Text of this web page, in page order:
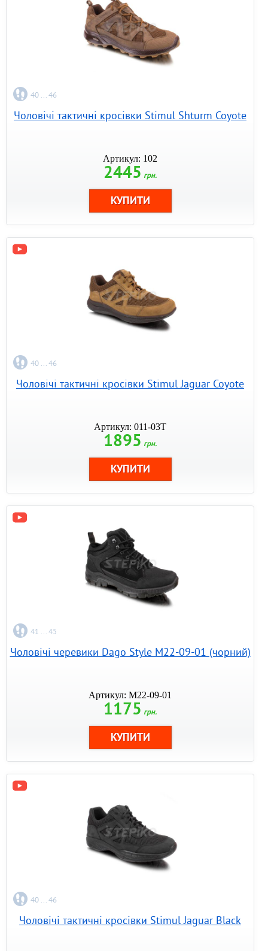
40 ... 46
Чоловічі тактичні кросівки Stimul Shturm Coyote
Артикул: 102
2445 грн.
40 ... 46
Чоловічі тактичні кросівки Stimul Jaguar Coyote
Артикул: 011-03T
1895 грн.
41 ... 45
Чоловічі черевики Dago Style M22-09-01 (чорний)
Артикул: M22-09-01
1175 грн.
40 ... 46
Чоловічі тактичні кросівки Stimul Jaguar Black